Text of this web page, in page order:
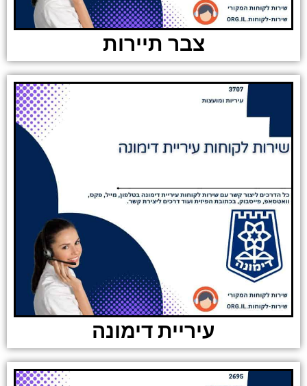
צבר תיירות
עיריית דימונה